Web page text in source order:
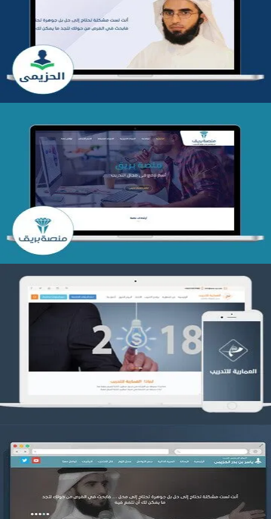
تطوير موقع المدرب ياسر الحزيمي
التفاصيل
تصميم منصة بريق
التفاصيل
تصميم العمارية للتدريب
التفاصيل
موقع ياسر بن بدر الحزيمي